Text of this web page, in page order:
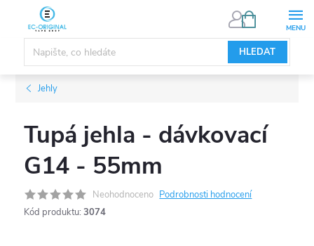
obsah
HLEDAT
NÁKUPNÍ
Jehly
Tupá jehla - dávkovací
G14 - 55mm
Neohodnoceno Podrobnosti hodnocení
Kód produktu: 3074